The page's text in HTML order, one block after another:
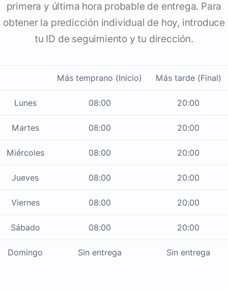
primera y última hora probable de entrega. Para
obtener la predicción individual de hoy, introduce
tu ID de seguimiento y tu dirección.
Más temprano (Inicio) Más tarde (Final)
Lunes 08:00 20:00
Martes 08:00 20:00
Miércoles 08:00 20:00
Jueves 08:00 20:00
Viernes 08:00 20:00
Sábado 08:00 20:00
Domingo Sin entrega Sin entrega